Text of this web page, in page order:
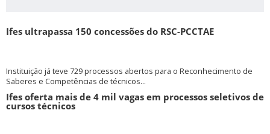
Ifes ultrapassa 150 concessões do RSC-PCCTAE
Instituição já teve 729 processos abertos para o Reconhecimento de
Saberes e Competências de técnicos...
Ifes oferta mais de 4 mil vagas em processos seletivos de
cursos técnicos